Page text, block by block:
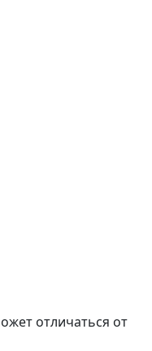
отличаться от